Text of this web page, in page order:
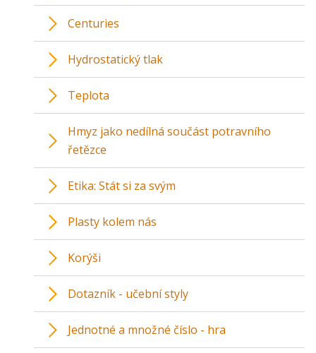
Centuries
Hydrostatický tlak
Teplota
Hmyz jako nedílná součást potravního
řetězce
Etika: Stát si za svým
Plasty kolem nás
Korýši
Dotazník - učební styly
Jednotné a množné číslo - hra